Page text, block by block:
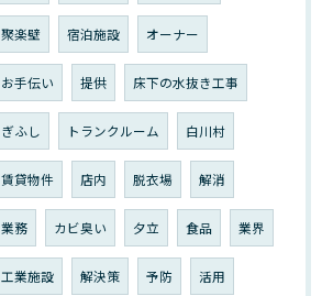
聚楽壁 宿泊施設 オーナー
お手伝い 提供 床下の水抜き工事
ぎふし トランクルーム 白川村
賃貸物件 店内 脱衣場 解消
業務 カビ臭い 夕立 食品 業界
工業施設 解決策 予防 活用